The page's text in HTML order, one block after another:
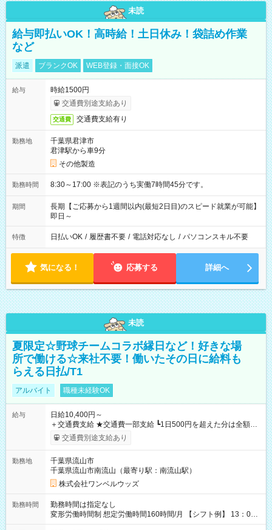
未読
給与即払いOK！高時給！土日休み！袋詰め作業
など
派遣 ブランクOK WEB登録・面接OK
給与
時給1500円
交通費別途支給あり
交通費 交通費支給有り
勤務地
千葉県君津市
君津駅から車9分
その他製造
勤務時間 8:30～17:00 ※表記のうち実働7時間45分です。
期間
長期【ご応募から1週間以内(最短2日目)のスピード就業が可能】
即日～
特徴 日払いOK / 履歴書不要 / 電話対応なし / パソコンスキル不要
気になる！ 応募する 詳細へ
未読
夏限定☆野球チームコラボ縁日など！好きな場
所で働ける☆来社不要！働いたその日に給料も
らえる日払/T1
アルバイト 職種未経験OK
給与
日給10,400円～
＋交通費支給 ★交通費一部支給 ┗1日500円を超えた分は全額支
給！ ※往復500円以内の方は自己負担となります ★日払いOK！
（規定あり） ┗働いたその日に現金GET♪ お仕事後はコンビニ
なし
交通費別途支給あり
勤務地
千葉県流山市
千葉県流山市南流山（最寄り駅：南流山駅）
株式会社ワンベルウッズ
勤務時間
勤務時間は指定なし
変形労働時間制 想定労働時間160時間/月 【シフト例】 13：00
～22：00